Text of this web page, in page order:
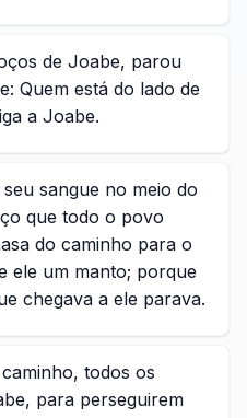
de Joabe, parou
Quem está do lado de
a Joabe.
sangue no meio do
que todo o povo
do caminho para o
ele um manto; porque
chegava a ele parava.
todos os
para perseguirem